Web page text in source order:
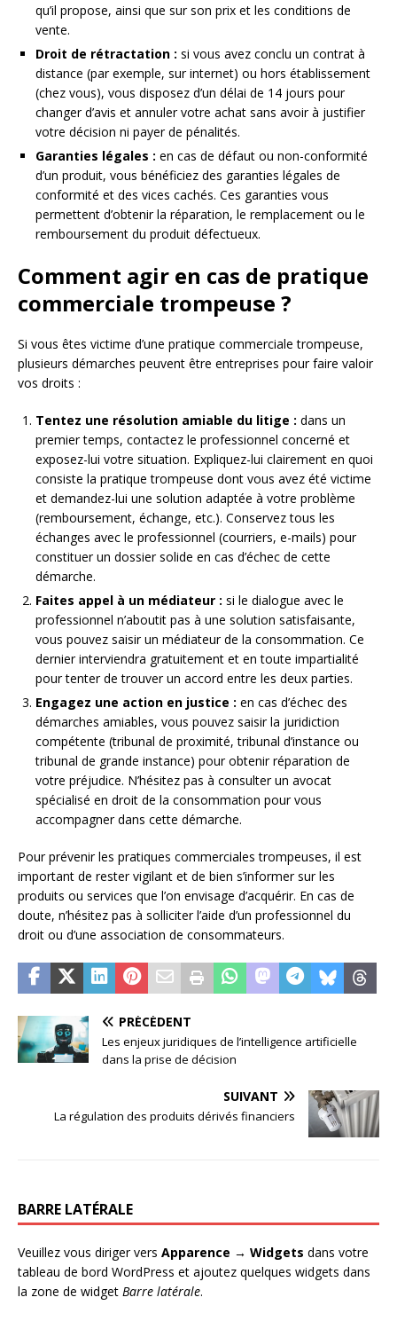
qu’il propose, ainsi que sur son prix et les conditions de
vente.
Droit de rétractation : si vous avez conclu un contrat à
distance (par exemple, sur internet) ou hors établissement
(chez vous), vous disposez d’un délai de 14 jours pour
changer d’avis et annuler votre achat sans avoir à justifier
votre décision ni payer de pénalités.
Garanties légales : en cas de défaut ou non-conformité
d’un produit, vous bénéficiez des garanties légales de
conformité et des vices cachés. Ces garanties vous
permettent d’obtenir la réparation, le remplacement ou le
remboursement du produit défectueux.
Comment agir en cas de pratique
commerciale trompeuse ?
Si vous êtes victime d’une pratique commerciale trompeuse,
plusieurs démarches peuvent être entreprises pour faire valoir
vos droits :
Tentez une résolution amiable du litige : dans un
premier temps, contactez le professionnel concerné et
exposez-lui votre situation. Expliquez-lui clairement en quoi
consiste la pratique trompeuse dont vous avez été victime
et demandez-lui une solution adaptée à votre problème
(remboursement, échange, etc.). Conservez tous les
échanges avec le professionnel (courriers, e-mails) pour
constituer un dossier solide en cas d’échec de cette
démarche.
Faites appel à un médiateur : si le dialogue avec le
professionnel n’aboutit pas à une solution satisfaisante,
vous pouvez saisir un médiateur de la consommation. Ce
dernier interviendra gratuitement et en toute impartialité
pour tenter de trouver un accord entre les deux parties.
Engagez une action en justice : en cas d’échec des
démarches amiables, vous pouvez saisir la juridiction
compétente (tribunal de proximité, tribunal d’instance ou
tribunal de grande instance) pour obtenir réparation de
votre préjudice. N’hésitez pas à consulter un avocat
spécialisé en droit de la consommation pour vous
accompagner dans cette démarche.
Pour prévenir les pratiques commerciales trompeuses, il est
important de rester vigilant et de bien s’informer sur les
produits ou services que l’on envisage d’acquérir. En cas de
doute, n’hésitez pas à solliciter l’aide d’un professionnel du
droit ou d’une association de consommateurs.
PRÉCÉDENT
Les enjeux juridiques de l’intelligence artificielle
dans la prise de décision
SUIVANT
La régulation des produits dérivés financiers
BARRE LATÉRALE
Veuillez vous diriger vers Apparence → Widgets dans votre
tableau de bord WordPress et ajoutez quelques widgets dans
la zone de widget Barre latérale.